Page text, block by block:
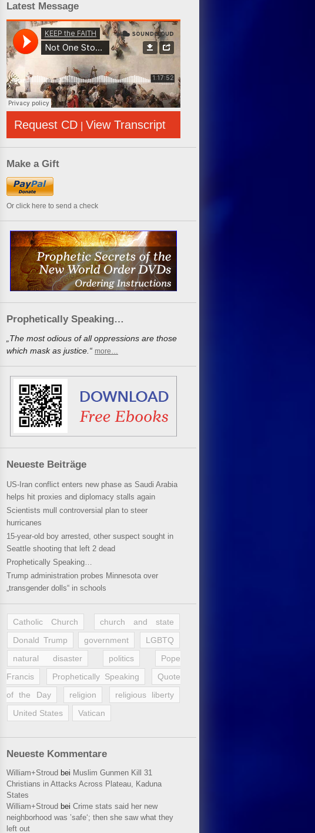
loves His Son. When we believe in Christ as our personal Savior, the peace of
Latest Message
Request CD | View Transcript
Make a Gift
Or click here to send a check
Prophetically Speaking…
„The most odious of all oppressions are those
which mask as justice.“ more…
Neueste Beiträge
US-Iran conflict enters new phase as Saudi Arabia
helps hit proxies and diplomacy stalls again
Scientists mull controversial plan to steer
hurricanes
15-year-old boy arrested, other suspect sought in
Seattle shooting that left 2 dead
Prophetically Speaking…
Trump administration probes Minnesota over
„transgender dolls“ in schools
Catholic Church
church and state
Donald Trump
government
LGBTQ
natural disaster
politics
Pope
Francis
Prophetically Speaking
Quote
of the Day
religion
religious liberty
United States
Vatican
Neueste Kommentare
William+Stroud bei Muslim Gunmen Kill 31
Christians in Attacks Across Plateau, Kaduna
States
William+Stroud bei Crime stats said her new
neighborhood was ’safe‘; then she saw what they
left out